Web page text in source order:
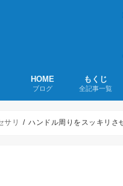
HOME
ブログ
もくじ
全記事一覧
サリ ハンドル周りをスッキリさ